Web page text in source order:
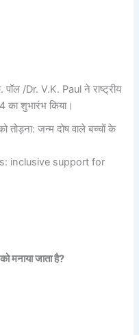
/Dr. V.K. Paul ने राष्ट्रीय
का शुभारंभ किया।
तोड़ना: जन्म दोष वाले बच्चों के
inclusive support for
मनाया जाता है?